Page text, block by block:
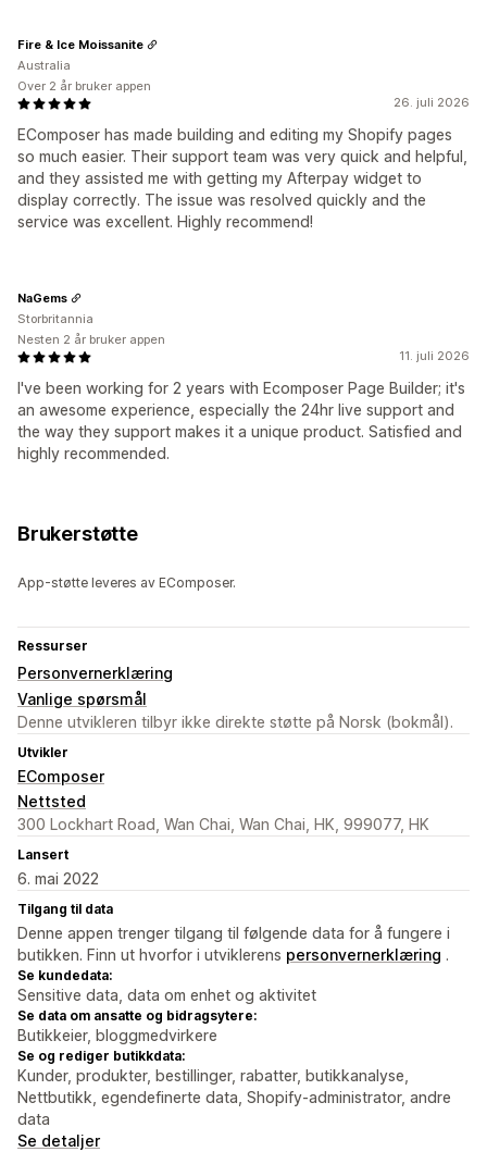
26. juli 2026
EComposer has made building and editing my Shopify pages
so much easier. Their support team was very quick and helpful,
and they assisted me with getting my Afterpay widget to
display correctly. The issue was resolved quickly and the
service was excellent. Highly recommend!
Fire & Ice Moissanite
Australia
Over 2 år bruker appen
11. juli 2026
I've been working for 2 years with Ecomposer Page Builder; it's
an awesome experience, especially the 24hr live support and
the way they support makes it a unique product. Satisfied and
highly recommended.
NaGems
Storbritannia
Nesten 2 år bruker appen
Brukerstøtte
App-støtte leveres av EComposer.
Ressurser
Personvernerklæring
Vanlige spørsmål
Denne utvikleren tilbyr ikke direkte støtte på Norsk (bokmål).
Utvikler
EComposer
Nettsted
300 Lockhart Road, Wan Chai, Wan Chai, HK, 999077, HK
Lansert
6. mai 2022
Tilgang til data
Denne appen trenger tilgang til følgende data for å fungere i
butikken. Finn ut hvorfor i utviklerens personvernerklæring .
Se kundedata:
Sensitive data, data om enhet og aktivitet
Se data om ansatte og bidragsytere:
Butikkeier, bloggmedvirkere
Se og rediger butikkdata:
Kunder, produkter, bestillinger, rabatter, butikkanalyse,
Nettbutikk, egendefinerte data, Shopify-administrator, andre
data
Se detaljer